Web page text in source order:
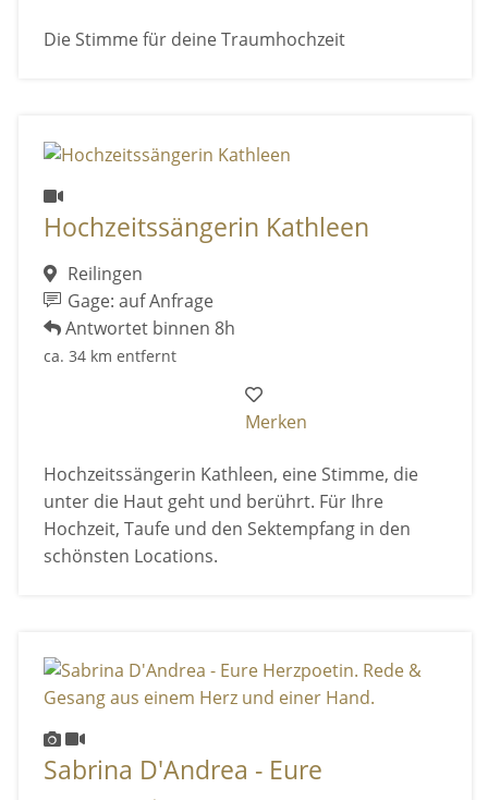
Die Stimme für deine Traumhochzeit
Hochzeitssängerin Kathleen
Reilingen
Gage: auf Anfrage
Antwortet binnen 8h
ca. 34 km entfernt
Merken
Hochzeitssängerin Kathleen, eine Stimme, die
unter die Haut geht und berührt. Für Ihre
Hochzeit, Taufe und den Sektempfang in den
schönsten Locations.
Sabrina D'Andrea - Eure